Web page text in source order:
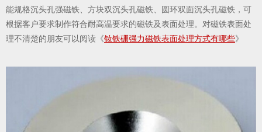
能规格沉头孔强磁铁、方块双沉头孔磁铁、圆环双面沉头孔磁铁，可
根据客户要求制作符合耐高温要求的磁铁及表面处理。对磁铁表面处
理不清楚的朋友可以阅读《钕铁硼强力磁铁表面处理方式有哪些》